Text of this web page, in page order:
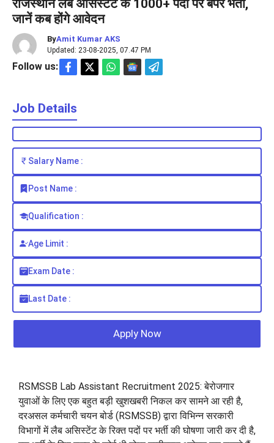
राजस्थान लैब असिस्टेंट के 1000+ पदों पर बंपर भर्ती,
जानें कब होंगे आवेदन
ByAmit Kumar AKS
Updated: 23-08-2025, 07.47 PM
Follow us:
Job Details
Salary Name :
Post Name :
Qualification :
Age Limit :
Exam Date :
Last Date :
Apply Now
RSMSSB Lab Assistant Recruitment 2025: बेरोजगार
युवाओं के लिए एक बहुत बड़ी खुशखबरी निकल कर सामने आ रही है,
दरअसल कर्मचारी चयन बोर्ड (RSMSSB) द्वारा विभिन्न सरकारी
विभागों में लैब असिस्टेंट के रिक्त पदों पर भर्ती की घोषणा जारी कर दी है,